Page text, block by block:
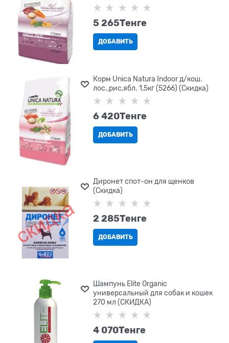
5 265Tенге
ДОБАВИТЬ
Корм Unica Natura Indoor д/кош.
лос.,рис,ябл. 1,5кг (5266) (Скидка)
6 420Tенге
ДОБАВИТЬ
Диронет спот-он для щенков
(Скидка)
2 285Tенге
ДОБАВИТЬ
Шампунь Elite Organic
универсальный для собак и кошек
270 мл (СКИДКА)
4 070Tенге